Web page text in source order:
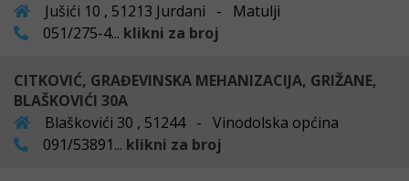
Jušići 10 , 51213 Jurdani - Matulji
051/275-4... klikni za broj
CITKOVIĆ, GRAĐEVINSKA MEHANIZACIJA, GRIŽANE,
BLAŠKOVIĆI 30A
Blaškovići 30 , 51244 - Vinodolska općina
091/53891... klikni za broj